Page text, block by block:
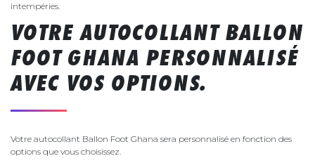
intempéries.
VOTRE AUTOCOLLANT BALLON
FOOT GHANA PERSONNALISÉ
AVEC VOS OPTIONS.
Votre autocollant Ballon Foot Ghana sera personnalisé en fonction des
options que vous choisissez.